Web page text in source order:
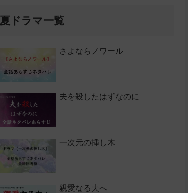
夏ドラマ一覧
さよならノワール
夫を殺したはずなのに
一次元の挿し木
親愛なる夫へ